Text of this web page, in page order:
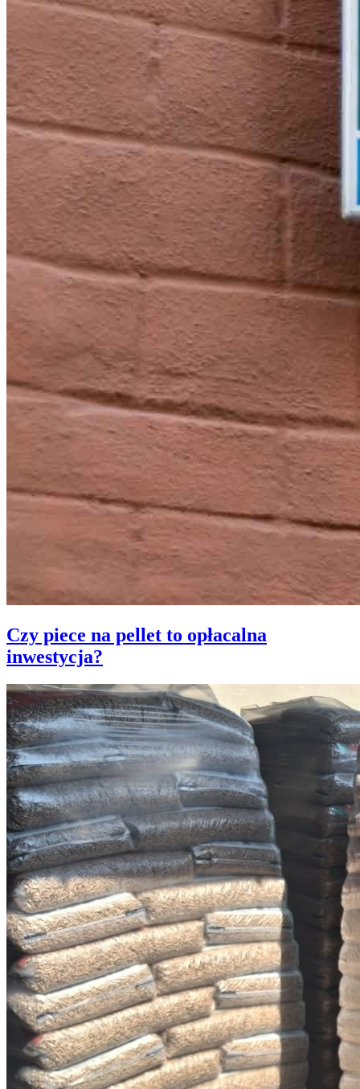
Czy piece na pellet to opłacalna
inwestycja?